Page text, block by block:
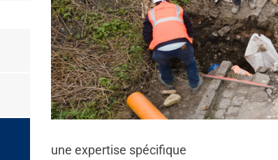
une expertise spécifique